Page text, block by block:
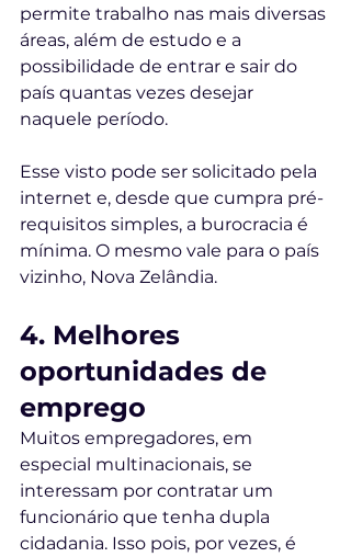
permite trabalho nas mais diversas
áreas, além de estudo e a
possibilidade de entrar e sair do
país quantas vezes desejar
naquele período.
Esse visto pode ser solicitado pela
internet e, desde que cumpra pré-
requisitos simples, a burocracia é
mínima. O mesmo vale para o país
vizinho, Nova Zelândia.
4. Melhores
oportunidades de
emprego
Muitos empregadores, em
especial multinacionais, se
interessam por contratar um
funcionário que tenha dupla
cidadania. Isso pois, por vezes, é